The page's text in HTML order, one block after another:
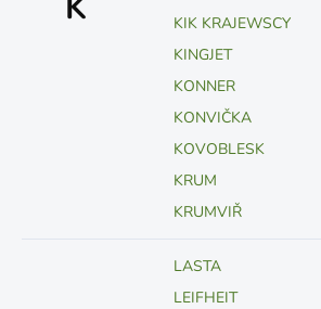
KIK KRAJEWSCY
KINGJET
KONNER
KONVIČKA
KOVOBLESK
KRUM
KRUMVIŘ
LASTA
LEIFHEIT